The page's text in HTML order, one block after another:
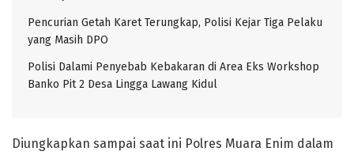
Pencurian Getah Karet Terungkap, Polisi Kejar Tiga Pelaku
yang Masih DPO
Polisi Dalami Penyebab Kebakaran di Area Eks Workshop
Banko Pit 2 Desa Lingga Lawang Kidul
Diungkapkan sampai saat ini Polres Muara Enim dalam